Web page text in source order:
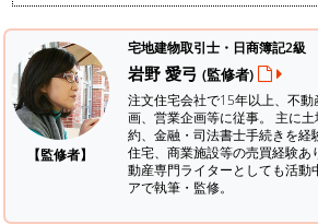
【監修者】
宅地建物取引士・日商簿記2級
岩野 愛弓 (監修者)
注文住宅会社で15年以上、不
画、営業企画等に従事。 主に
約、金融・司法書士手続きを経
住宅、商業施設等の売買経験あ
動産専門ライターとしても活動
アで執筆・監修。